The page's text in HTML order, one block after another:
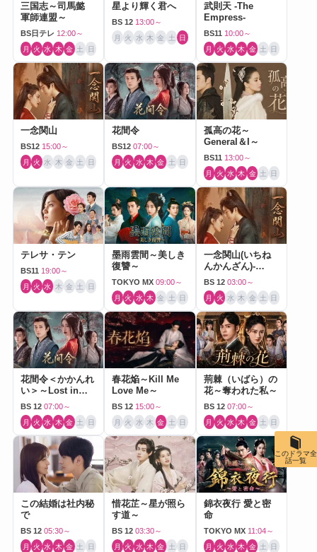
三国志～司馬懿
軍師連盟～
BS日テレ 12:00～
月 火 水 木 金 土 日
星より輝く君へ
BS 12 13:00～
月 火 水 木 金 土 日
武則天 -The
Empress-
BS11 10:00～
月 火 水 木 金 土 日
一念関山
BS12 15:00～
月 火 水 木 金 土 日
花間令
BS12 07:00～
月 火 水 木 金 土 日
孤高の花～
General＆I～
BS11 13:00～
月 火 水 木 金 土 日
テレサ・テン
BS11 19:00～
月 火 水 木 金 土 日
墨雨雲間～美しき
復讐～
TOKYO MX 09:00～
月 火 水 木 金 土 日
一念関山(いちね
んかんざん)-
Journey to Love-
BS 12 03:00～
月 火 水 木 金 土 日
花間令＜かかんれ
い＞～Lost in
Love～
BS 12 07:00～
月 火 水 木 金 土 日
春花焔～Kill Me
Love Me～
BS 12 15:00～
月 火 水 木 金 土 日
荊棘（いばら）の
花～奪われた私～
BS 12 07:00～
月 火 水 木 金 土 日
この結婚は社内秘
で
BS 12 05:30～
月 火 水 木 金 土 日
惜花芷～星が照ら
す道～
BS 12 03:30～
月 火 水 木 金 土 日
錦衣夜行 愛と密
命
TOKYO MX 11:04～
月 火 水 木 金 土 日
このドラマ全
話一覧